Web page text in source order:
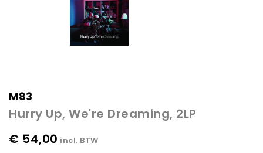
M83
Hurry Up, We're Dreaming, 2LP
€ 54,00 incl. BTW